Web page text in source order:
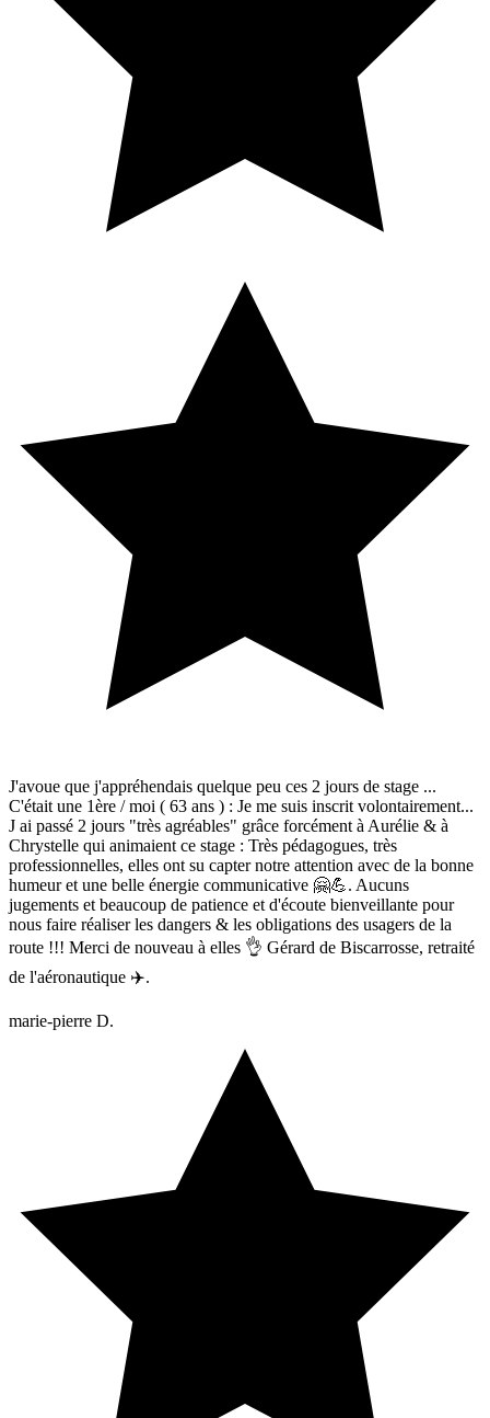
J'avoue que j'appréhendais quelque peu ces 2 jours de stage ...
C'était une 1ère / moi ( 63 ans ) : Je me suis inscrit volontairement...
J ai passé 2 jours "très agréables" grâce forcément à Aurélie & à
Chrystelle qui animaient ce stage : Très pédagogues, très
professionnelles, elles ont su capter notre attention avec de la bonne
humeur et une belle énergie communicative 🤗💪. Aucuns
jugements et beaucoup de patience et d'écoute bienveillante pour
nous faire réaliser les dangers & les obligations des usagers de la
route !!! Merci de nouveau à elles 👌 Gérard de Biscarrosse, retraité
de l'aéronautique ✈️.
marie-pierre D.